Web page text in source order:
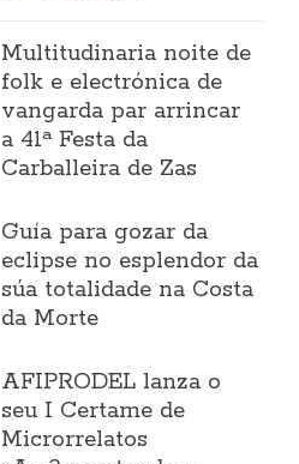
Multitudinaria noite de
folk e electrónica de
vangarda par arrincar
a 41ª Festa da
Carballeira de Zas
Guía para gozar da
eclipse no esplendor da
súa totalidade na Costa
da Morte
AFIPRODEL lanza o
seu I Certame de
Microrrelatos